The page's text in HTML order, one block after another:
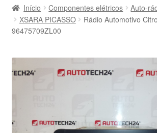
Carrinho
Contato
Minha conta
Início Componentes elétricos
Auto-
XSARA PICASSO
Rádio Automotivo
96475709ZL00